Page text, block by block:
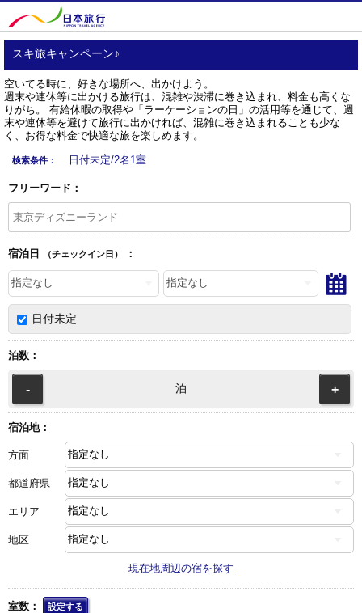
スキ旅キャンペーン♪
空いてる時に、好きな場所へ、出かけよう。
週末や連休等に出かける旅行は、混雑や渋滞に巻き込まれ、料金も高くな
りがち。 有給休暇の取得や「ラーケーションの日」の活用等を通じて、週
末や連休等を避けて旅行に出かければ、混雑に巻き込まれることも少な
く、お得な料金で快適な旅を楽しめます。
検索条件： 日付未定/2名1室
フリーワード：
宿泊日 （チェックイン日） ：
日付未定
泊数：
- 泊 +
宿泊地：
方面
都道府県
エリア
地区
現在地周辺の宿を探す
室数： 設定する